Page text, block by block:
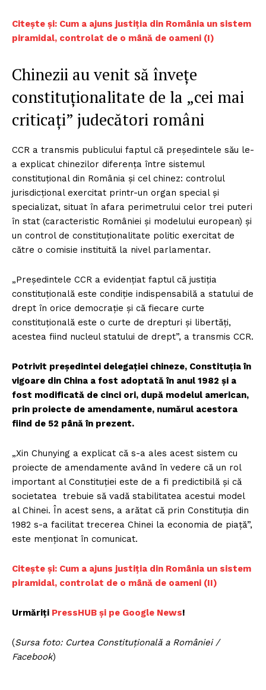
Citește și: Cum a ajuns justiția din România un sistem
piramidal, controlat de o mână de oameni (I)
Chinezii au venit să învețe
constituționalitate de la „cei mai
criticați” judecători români
CCR a transmis publicului faptul că președintele său le-
a explicat chinezilor diferența între sistemul
constituțional din România și cel chinez: controlul
jurisdicțional exercitat printr-un organ special și
specializat, situat în afara perimetrului celor trei puteri
în stat (caracteristic României și modelului european) și
un control de constituționalitate politic exercitat de
către o comisie instituită la nivel parlamentar.
„Președintele CCR a evidențiat faptul că justiția
constituțională este condiție indispensabilă a statului de
drept în orice democrație și că fiecare curte
constituțională este o curte de drepturi și libertăți,
acestea fiind nucleul statului de drept”, a transmis CCR.
Potrivit președintei delegației chineze, Constituția în
vigoare din China a fost adoptată în anul 1982 și a
fost modificată de cinci ori, după modelul american,
prin proiecte de amendamente, numărul acestora
fiind de 52 până în prezent.
„Xin Chunying a explicat că s-a ales acest sistem cu
proiecte de amendamente având în vedere că un rol
important al Constituției este de a fi predictibilă și că
societatea trebuie să vadă stabilitatea acestui model
al Chinei. În acest sens, a arătat că prin Constituția din
1982 s-a facilitat trecerea Chinei la economia de piață”,
este menționat în comunicat.
Citește și: Cum a ajuns justiția din România un sistem
piramidal, controlat de o mână de oameni (II)
Urmăriți PressHUB și pe Google News!
(Sursa foto: Curtea Constituțională a României /
Facebook)